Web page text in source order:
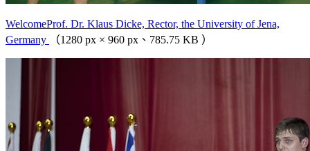
WelcomeProf. Dr. Klaus Dicke, Rector, the University of Jena,
Germany
（1280 px × 960 px、785.75 KB ）